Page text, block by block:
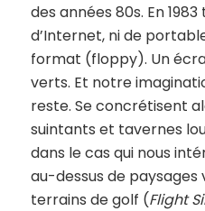
des années 80s. En
d’Internet, ni de
format (floppy). Un
verts. Et notre
reste. Se concrétisent
suintants et tavernes
dans le cas qui nous
au-dessus de
terrains de golf (Flight